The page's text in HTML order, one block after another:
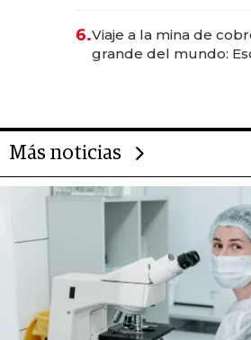
6.Viaje a la mina de
grande del mundo:
Más noticias